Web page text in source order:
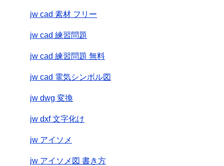
jw cad 素材 フリー
jw cad 練習問題
jw cad 練習問題 無料
jw cad 電気シンボル図
jw dwg 変換
jw dxf 文字化け
jw アイソメ
jw アイソメ図 書き方